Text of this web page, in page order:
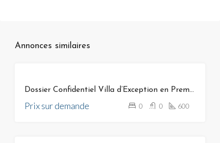
Annonces similaires
Dossier Confidentiel Villa d’Exception en Première Ligne
Prix sur demande 0 0 600